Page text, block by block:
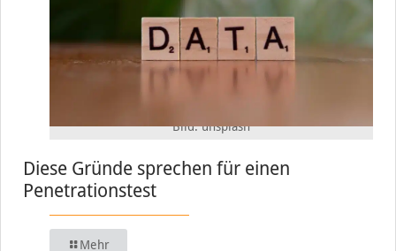
Bild: unsplash
Diese Gründe sprechen für einen
Penetrationstest
Mehr